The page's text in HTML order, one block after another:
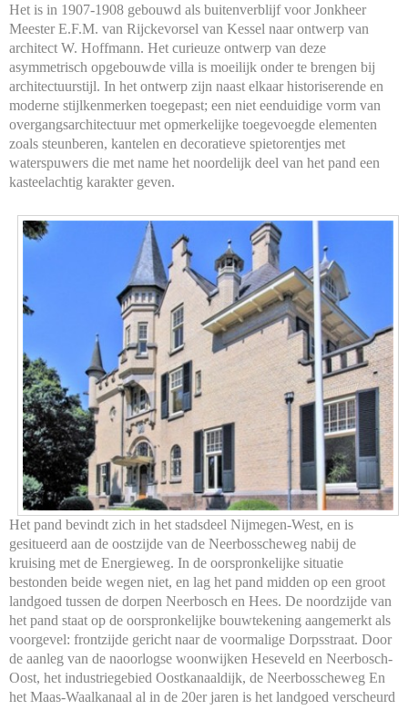
Het is in 1907-1908 gebouwd als buitenverblijf voor Jonkheer
Meester E.F.M. van Rijckevorsel van Kessel naar ontwerp van
architect W. Hoffmann. Het curieuze ontwerp van deze
asymmetrisch opgebouwde villa is moeilijk onder te brengen bij
architectuurstijl. In het ontwerp zijn naast elkaar historiserende en
moderne stijlkenmerken toegepast; een niet eenduidige vorm van
overgangsarchitectuur met opmerkelijke toegevoegde elementen
zoals steunberen, kantelen en decoratieve spietorentjes met
waterspuwers die met name het noordelijk deel van het pand een
kasteelachtig karakter geven.
Het pand bevindt zich in het stadsdeel Nijmegen-West, en is
gesitueerd aan de oostzijde van de Neerbosscheweg nabij de
kruising met de Energieweg. In de oorspronkelijke situatie
bestonden beide wegen niet, en lag het pand midden op een groot
landgoed tussen de dorpen Neerbosch en Hees. De noordzijde van
het pand staat op de oorspronkelijke bouwtekening aangemerkt als
voorgevel: frontzijde gericht naar de voormalige Dorpsstraat. Door
de aanleg van de naoorlogse woonwijken Heseveld en Neerbosch-
Oost, het industriegebied Oostkanaaldijk, de Neerbosscheweg En
het Maas-Waalkanaal al in de 20er jaren is het landgoed verscheurd